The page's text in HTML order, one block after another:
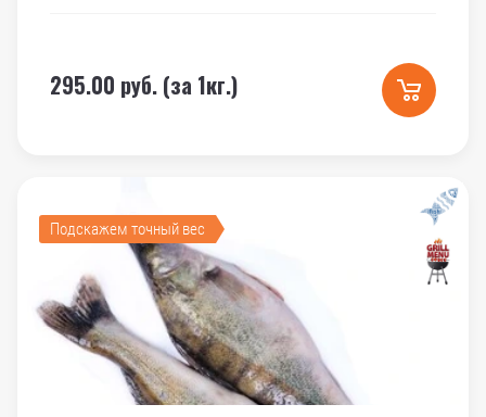
295.00 руб. (за 1кг.)
Подскажем точный вес